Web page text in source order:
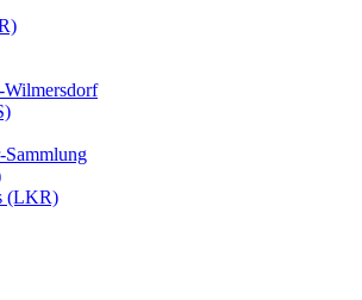
Wilmersdorf
(LKR)